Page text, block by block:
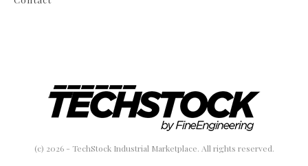
(c) 2026 - TechStock Industrial Marketplace. All rights reserved.